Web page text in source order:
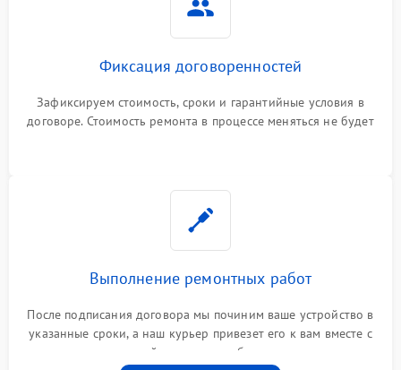
Фиксация договоренностей
Зафиксируем стоимость, сроки и гарантийные условия в
договоре. Стоимость ремонта в процессе меняться не будет
Выполнение ремонтных работ
После подписания договора мы починим ваше устройство в
указанные сроки, а наш курьер привезет его к вам вместе с
гарантийным талоном бесплатно